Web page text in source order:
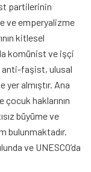
partilerinin
ve emperyalizme
kitlesel
komünist ve işçi
anti-faşist, ulusal
almıştır. Ana
haklarının
büyüme ve
bulunmaktadır.
ve UNESCO’da